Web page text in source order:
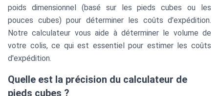
poids dimensionnel (basé sur les pieds cubes ou les
pouces cubes) pour déterminer les coûts d'expédition.
Notre calculateur vous aide à déterminer le volume de
votre colis, ce qui est essentiel pour estimer les coûts
d'expédition.
Quelle est la précision du calculateur de
pieds cubes ?